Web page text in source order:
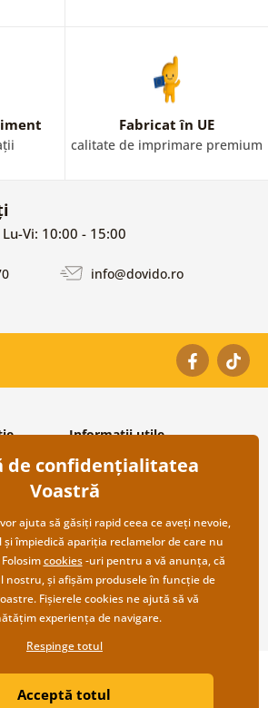
Fabricat în UE
calitate de imprimare premium
Vi: 10:00 - 15:00
info@dovido.ro
de plată
Informații utile
Despre noi
Întrebări frecvente
Contacte
Cooperare angro
©2019 © Dovido.ro.
| Magazinul online a fost creat de
de confidențialitatea
Voastră
ajuta să găsiți rapid ceea ce aveți nevoie,
și împiedică apariția reclamelor de care nu
cookies-uri pentru a vă anunța, că
nostru, și afișăm produsele în funcție de
Fișierele cookies ne ajută să vă
experiența de navigare.
Respinge totul
Acceptă totul